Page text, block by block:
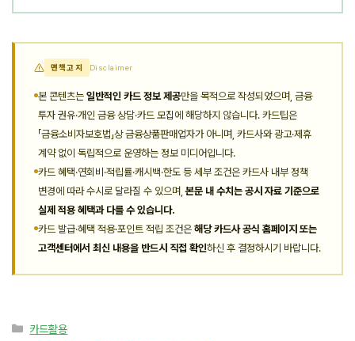
면책고지 Disclaimer
본 콘텐츠는 일반적인 카드 정보 제공만을 목적으로 작성되었으며, 금융
투자 권유·개인 금융 상담·카드 모집에 해당하지 않습니다. 카드팁은
「금융소비자보호법」상 금융상품판매업자가 아니며, 카드사와 광고·제휴
계약 없이 독립적으로 운영하는 정보 미디어입니다.
카드 혜택·연회비·적립률·캐시백·한도 등 세부 조건은 카드사 내부 정책
변경에 따라 수시로 달라질 수 있으며,본문 내 수치는 공시 자료 기준으로
실제 적용 혜택과 다를 수 있습니다.
카드 발급·혜택 적용·포인트 적립 조건은 해당 카드사 공식 홈페이지 또는
고객센터에서 최신 내용을 반드시 직접 확인하신 후 결정하시기 바랍니다.
카
카드활용